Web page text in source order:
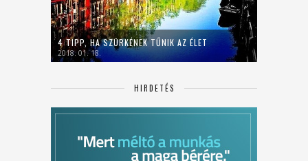
4 TIPP, HA SZÜRKÉNEK TŰNIK AZ ÉLET
2018. 01. 18.
HIRDETÉS